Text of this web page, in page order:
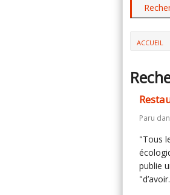
ACCUEIL
Paru
"Tous
publie